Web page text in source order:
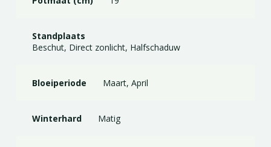
Standplaats
Beschut, Direct zonlicht, Halfschaduw
Bloeiperiode Maart, April
Winterhard Matig